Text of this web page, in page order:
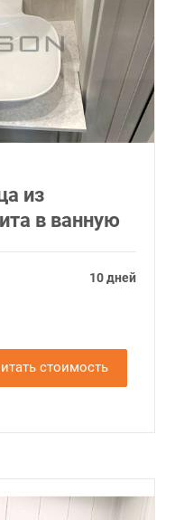
из
в ванную
10 дней
стоимость